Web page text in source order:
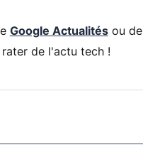
Google Actualitésou de
de l'actu tech !